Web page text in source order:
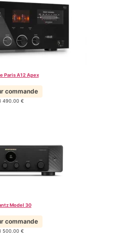
Paris A12 Apex
commande
490.00 €
Model 30
commande
500.00 €